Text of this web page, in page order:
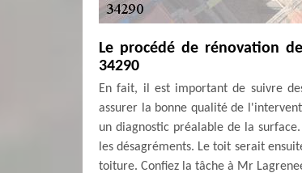
Le procédé de rénovation
34290
En fait, il est important de suivre
assurer la bonne qualité de
un diagnostic préalable de la
les désagréments. Le toit serait
toiture. Confiez la tâche à Mr